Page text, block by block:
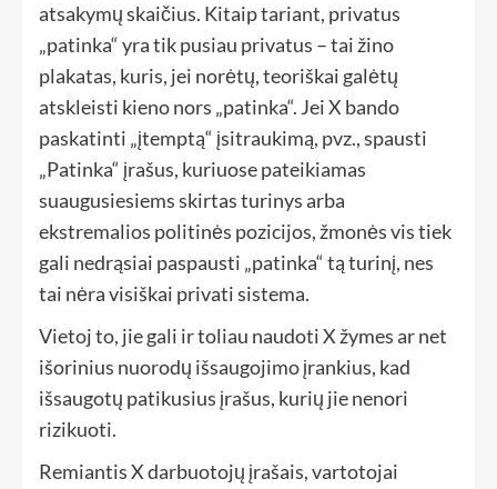
atsakymų skaičius. Kitaip tariant, privatus
„patinka“ yra tik pusiau privatus – tai žino
plakatas, kuris, jei norėtų, teoriškai galėtų
atskleisti kieno nors „patinka“. Jei X bando
paskatinti „įtemptą“ įsitraukimą, pvz., spausti
„Patinka“ įrašus, kuriuose pateikiamas
suaugusiesiems skirtas turinys arba
ekstremalios politinės pozicijos, žmonės vis tiek
gali nedrąsiai paspausti „patinka“ tą turinį, nes
tai nėra visiškai privati ​​sistema.
Vietoj to, jie gali ir toliau naudoti X žymes ar net
išorinius nuorodų išsaugojimo įrankius, kad
išsaugotų patikusius įrašus, kurių jie nenori
rizikuoti.
Remiantis X darbuotojų įrašais, vartotojai